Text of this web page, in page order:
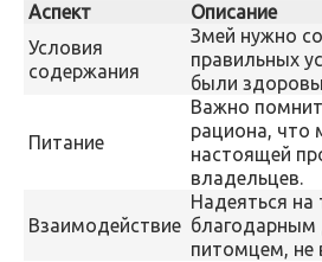
Аспект
Описание
Условия
содержания
Змей нужно
правильных
были
Питание
Важно
рациона, что
настоящей
владельцев.
Взаимодействие
Надеяться на
питомцем, не